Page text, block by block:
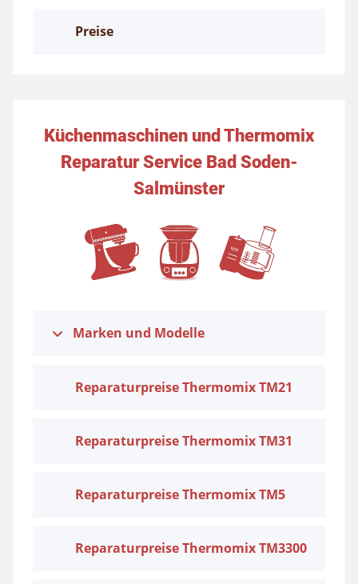
Preise
Küchenmaschinen und Thermomix
Reparatur Service Bad Soden-
Salmünster
Marken und Modelle
Reparaturpreise Thermomix TM21
Reparaturpreise Thermomix TM31
Reparaturpreise Thermomix TM5
Reparaturpreise Thermomix TM3300